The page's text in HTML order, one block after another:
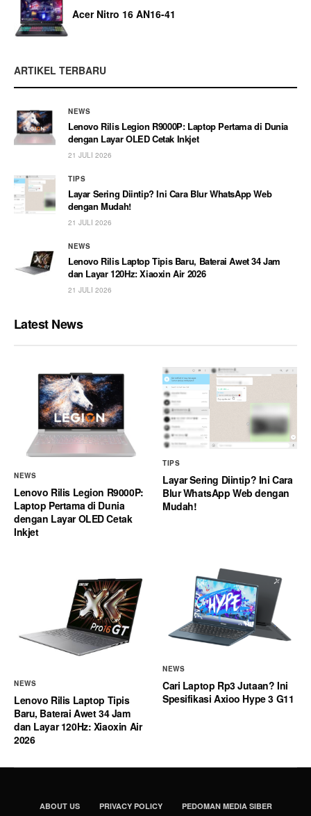
Acer Nitro 16 AN16-41
ARTIKEL TERBARU
NEWS
Lenovo Rilis Legion R9000P: Laptop Pertama di Dunia
dengan Layar OLED Cetak Inkjet
21 JULI 2026
TIPS
Layar Sering Diintip? Ini Cara Blur WhatsApp Web
dengan Mudah!
21 JULI 2026
NEWS
Lenovo Rilis Laptop Tipis Baru, Baterai Awet 34 Jam
dan Layar 120Hz: Xiaoxin Air 2026
21 JULI 2026
Latest News
NEWS
Lenovo Rilis Legion R9000P:
Laptop Pertama di Dunia
dengan Layar OLED Cetak
Inkjet
TIPS
Layar Sering Diintip? Ini Cara
Blur WhatsApp Web dengan
Mudah!
NEWS
Lenovo Rilis Laptop Tipis
Baru, Baterai Awet 34 Jam
dan Layar 120Hz: Xiaoxin Air
2026
NEWS
Cari Laptop Rp3 Jutaan? Ini
Spesifikasi Axioo Hype 3 G11
ABOUT US PRIVACY POLICY PEDOMAN MEDIA SIBER